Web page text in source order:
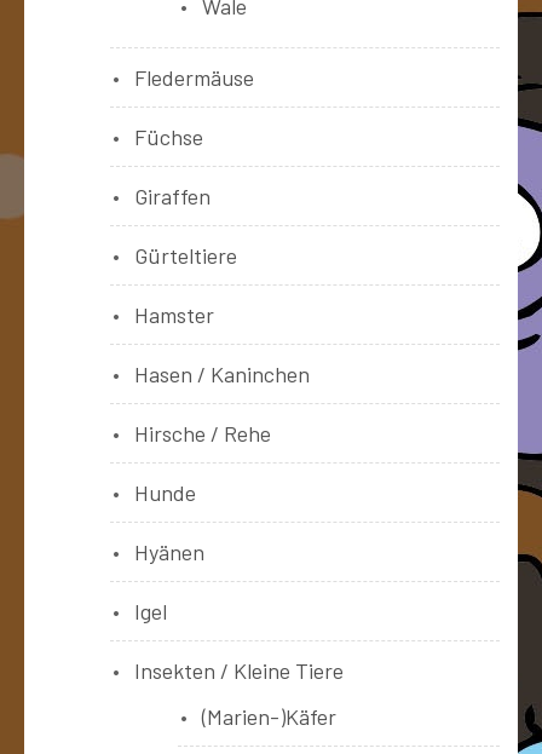
Wale
Fledermäuse
Füchse
Giraffen
Gürteltiere
Hamster
Hasen / Kaninchen
Hirsche / Rehe
Hunde
Hyänen
Igel
Insekten / Kleine Tiere
(Marien-)Käfer